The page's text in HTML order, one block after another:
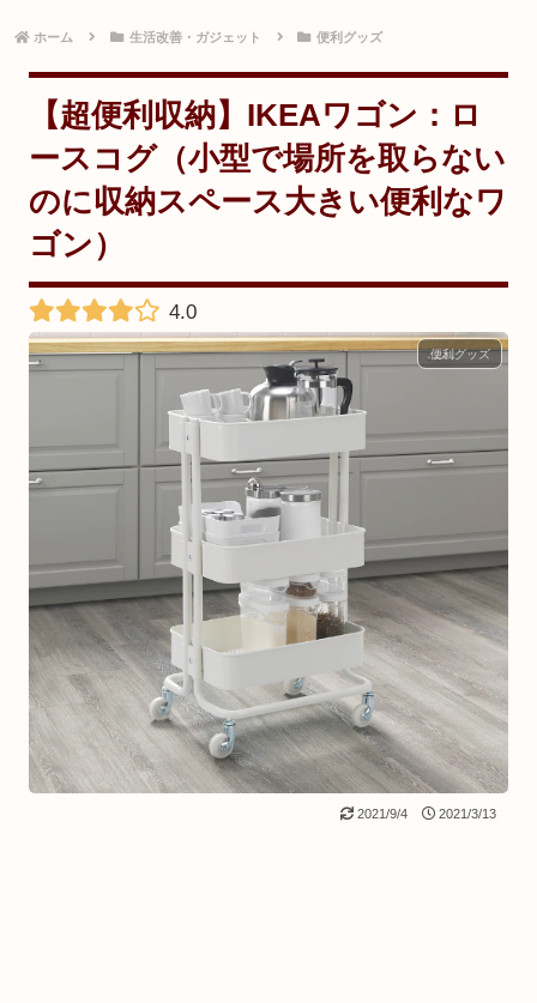
ホーム 生活改善・ガジェット 便利グッズ
【超便利収納】IKEAワゴン：ロ
ースコグ（小型で場所を取らない
のに収納スペース大きい便利なワ
ゴン）
4.0
便利グッズ
2021/9/4 2021/3/13